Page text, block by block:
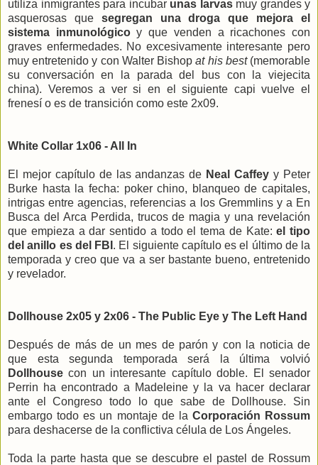
utiliza inmigrantes para incubar unas larvasmuy grandes y
asquerosas que segregan una droga que mejora el
sistema inmunológicoy que venden a ricachones con
graves enfermedades. No excesivamente interesante pero
muy entretenido y con Walter Bishopat his best(memorable
su conversación en la parada del bus con la viejecita
china). Veremos a ver si en el siguiente capi vuelve el
frenesí o es de transición como este 2x09.
White Collar 1x06 - All In
El mejor capítulo de las andanzas de Neal Caffey y Peter
Burke hasta la fecha: poker chino, blanqueo de capitales,
intrigas entre agencias, referencias a los Gremmlins y a En
Busca del Arca Perdida, trucos de magia y una revelación
que empieza a dar sentido a todo el tema de Kate:el tipo
del anillo es del FBI . El siguiente capítulo es el último de la
temporada y creo que va a ser bastante bueno, entretenido
y revelador.
Dollhouse 2x05 y 2x06 - The Public Eye y The Left Hand
Después de más de un mes de parón y con la noticia de
que esta segunda temporada será la última volvió
Dollhouse con un interesante capítulo doble. El senador
Perrin ha encontrado a Madeleine y la va hacer declarar
ante el Congreso todo lo que sabe de Dollhouse. Sin
embargo todo es un montaje de la Corporación Rossum
para deshacerse de la conflictiva célula de Los Ángeles.
Toda la parte hasta que se descubre el pastel de Rossum